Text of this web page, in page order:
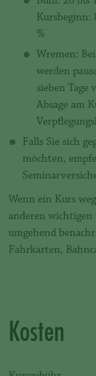
Kursbeginn:
%
Wremen:
werden
sieben Tage
Absage am
Falls Sie sich
möchten,
Wenn ein Kurs
anderen
umgehend
Fahrkarten,
Kosten